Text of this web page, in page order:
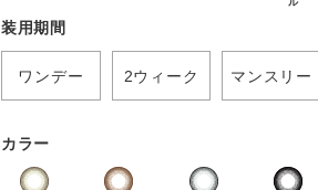
ル
装用期間
ワンデー 2ウィーク マンスリー
カラー